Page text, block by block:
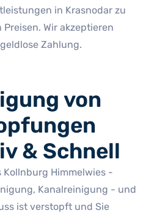
in Krasnodar zu
Wir akzeptieren
Zahlung.
von
& Schnell
Himmelwies -
Kanalreinigung - und
ist verstopft und Sie